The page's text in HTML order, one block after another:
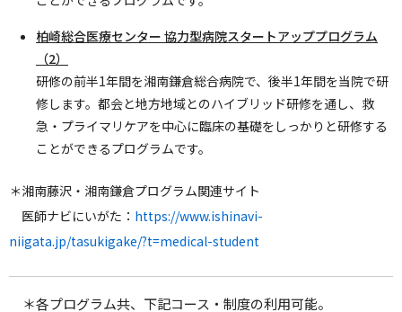
柏崎総合医療センター 協力型病院スタートアッププログラム
（2）
研修の前半1年間を湘南鎌倉総合病院で、後半1年間を当院で研
修します。都会と地方地域とのハイブリッド研修を通し、救
急・プライマリケアを中心に臨床の基礎をしっかりと研修する
ことができるプログラムです。
＊湘南藤沢・湘南鎌倉プログラム関連サイト
医師ナビにいがた： https://www.ishinavi-
niigata.jp/tasukigake/?t=medical-student
＊各プログラム共、下記コース・制度の利用可能。